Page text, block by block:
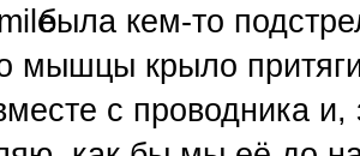
была кем-то
мышцы крыло
с проводника